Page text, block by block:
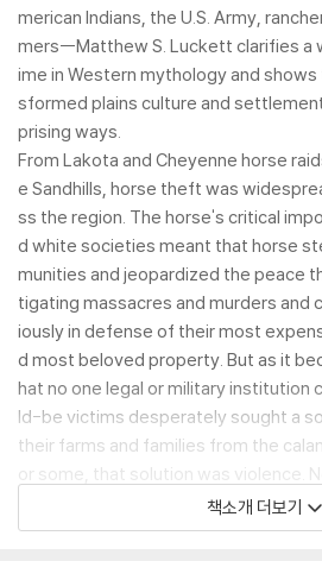
merican Indians, the U.S. Army,
mers--Matthew S. Luckett clarifies a
ime in Western mythology and
sformed plains culture and
prising ways.
From Lakota and Cheyenne horse
e Sandhills, horse theft was
ss the region. The horse's critical
d white societies meant that horse
munities and jeopardized the peace
tigating massacres and murders and
iously in defense of their most
d most beloved property. But as it
hat no one legal or military institution
ld-be victims desperately sought a
their farms and families from the
or some, that solution was violence.
ws how the story of horse stealing
and the Great Plains was in many
책소개 더보기